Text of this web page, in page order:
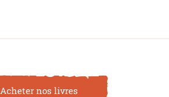
Acheter nos livres